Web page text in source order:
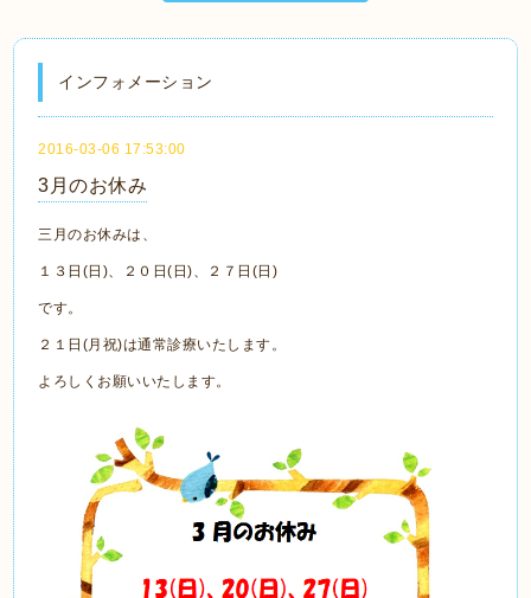
インフォメーション
2016-03-06 17:53:00
3月のお休み
三月のお休みは、
１３日(日)、２０日(日)、２７日(日)
です。
２１日(月祝)は通常診療いたします。
よろしくお願いいたします。